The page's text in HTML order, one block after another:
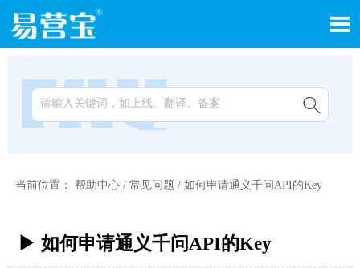


当前位置： 帮助中心/ 常见问题 / 如何申请通义千问API的Key
▶ 如何申请通义千问API的Key